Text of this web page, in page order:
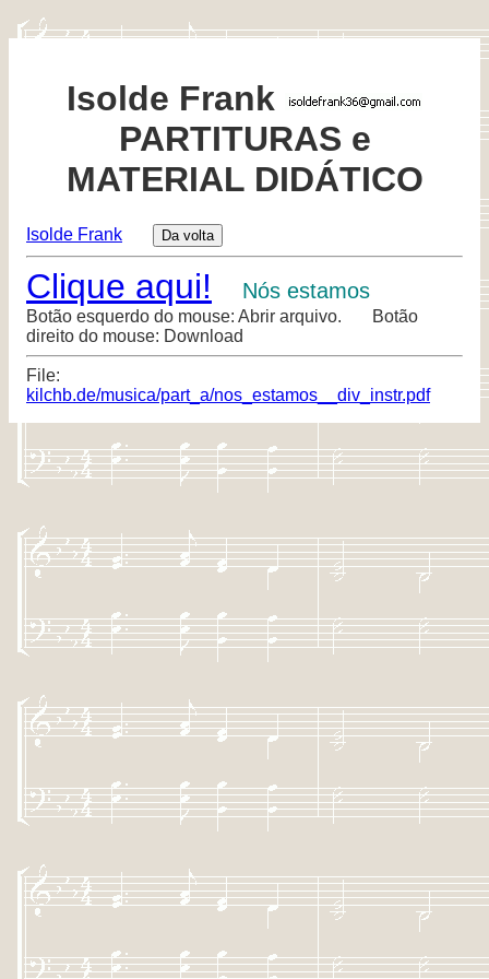
Isolde Frank
PARTITURAS e
MATERIAL DIDÁTICO
Isolde Frank
Clique aqui! Nós estamos
Botão esquerdo do mouse: Abrir arquivo. Botão
direito do mouse: Download
File:
kilchb.de/musica/part_a/nos_estamos__div_instr.pdf